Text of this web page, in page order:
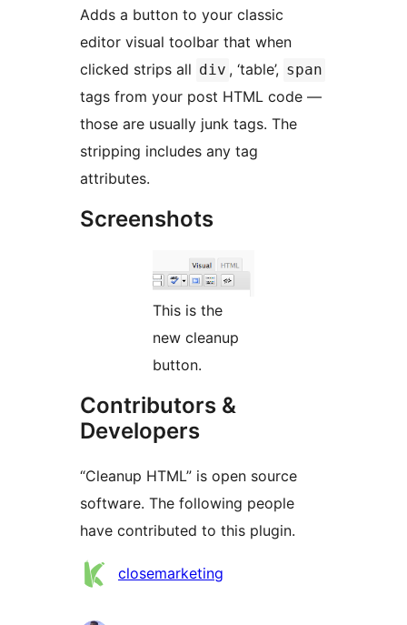
Adds a button to your classic
editor visual toolbar that when
clicked strips all div , ‘table’, span
tags from your post HTML code —
those are usually junk tags. The
stripping includes any tag
attributes.
Screenshots
This is the
new cleanup
button.
Contributors &
Developers
“Cleanup HTML” is open source
software. The following people
have contributed to this plugin.
Contributors
closemarketing